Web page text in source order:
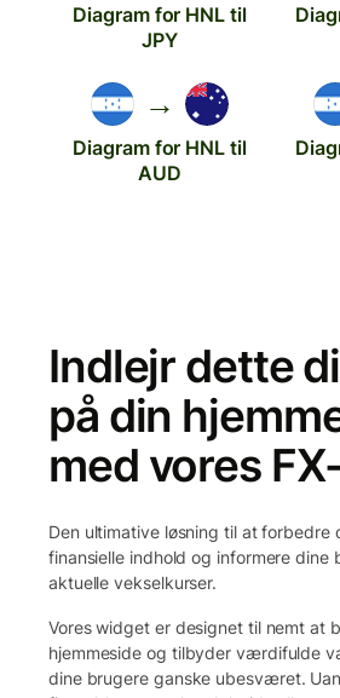
Diagram for HNL til
JPY
→
Diagram for HNL til
AUD
Indlejr dette
på din
med vores
Den ultimative løsning til at forbedre
finansielle indhold og informere dine
aktuelle vekselkurser.
Vores widget er designet til nemt at
hjemmeside og tilbyder værdifulde
dine brugere ganske ubesværet.